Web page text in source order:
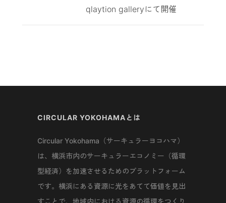
qlaytion galleryにて開催
CIRCULAR YOKOHAMAとは
Circular Yokohama（サーキュラーヨコハマ）
は、横浜市内のサーキュラーエコノミー（循環
型経済）を加速させるためのプラットフォーム
です。横浜にある資源に光をあてて価値を見出